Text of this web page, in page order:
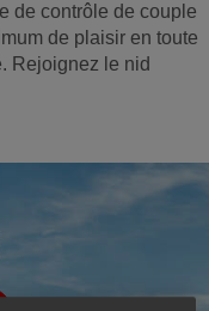
de contrôle de couple
de plaisir en toute
Rejoignez le nid